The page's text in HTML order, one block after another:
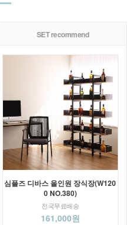
SET recommend
심플즈 디바스 올인원 장식장(W120
0 NO.380)
전국무료배송
161,000원